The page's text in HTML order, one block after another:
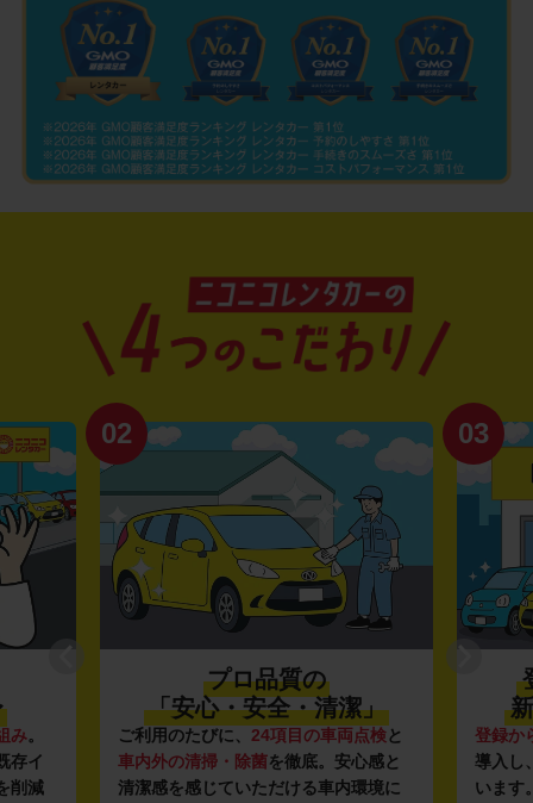
み。
存イ
削減
02
プロ品質の
「安心・安全・清潔」
ご利用のたびに、 24項目の車両点検と
車内外の清掃・除菌を徹底。安心感と
清潔感を感じていただける車内環境に
03
登録か
導入し
います